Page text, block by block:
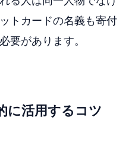
トカードの名義も寄付
要があります。
に活用するコツ